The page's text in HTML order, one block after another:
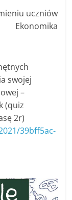
uczniów
Ekonomika
swojej
–
(quiz
2r)
39bff5ac-